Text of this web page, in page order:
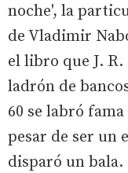
noche', la
de Vladimir
el libro que J.
ladrón de
60 se labró
pesar de ser un
disparó un bala.